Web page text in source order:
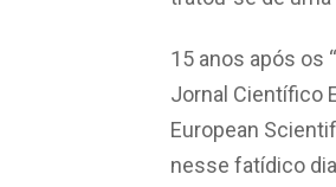
15 anos após os
Jornal Científico
European
nesse fatídico